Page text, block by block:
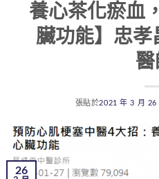
養心茶化瘀血
臟功能】忠
醫
張貼於2021 年 3 月 26
26